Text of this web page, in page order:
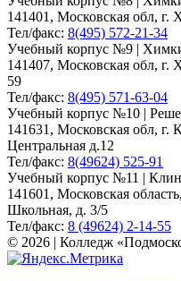
141401, Московская обл, г.
Тел/факс: 8(495) 572-21-34
Учебный корпус №9 |
141407, Московская обл,
59
Тел/факс: 8(495) 571-63-04
Учебный корпус №10 |
141631, Московская обл, г.
Центральная д.12
Тел/факс: 8(49624) 525-91
Учебный корпус №11 | Клин
141601, Московская
Школьная, д. 3/5
Тел/факс: 8 (49624) 2-14-55
© 2026 | Колледж